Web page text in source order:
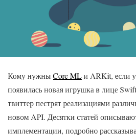
Кому нужныCore MLи ARKit, если у
появилась новая игрушка в лице
твиттер пестрят реализациями
новом API. Десятки статей
имплементации, подробно